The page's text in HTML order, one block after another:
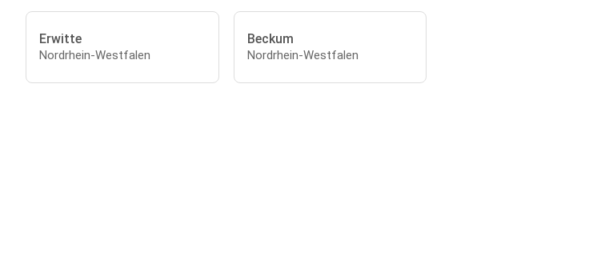
Erwitte
Nordrhein-Westfalen
Beckum
Nordrhein-Westfalen